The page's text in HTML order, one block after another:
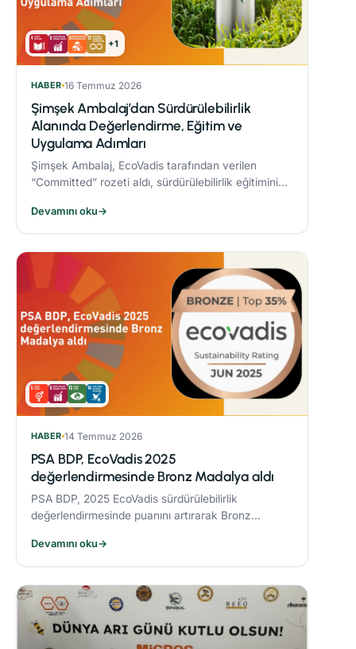
+1
HABER 16 Temmuz 2026
Şimşek Ambalaj’dan Sürdürülebilirlik
Alanında Değerlendirme, Eğitim ve
Uygulama Adımları
Şimşek Ambalaj, EcoVadis tarafından verilen
“Committed” rozeti aldı, sürdürülebilirlik eğitimini
Responsible® Faz-1 sürecini tamamlayarak
ambalaj sektöründe bir ilke imza attı.
Devamını oku→
HABER 14 Temmuz 2026
PSA BDP, EcoVadis 2025
değerlendirmesinde Bronz Madalya aldı
PSA BDP, 2025 EcoVadis sürdürülebilirlik
değerlendirmesinde puanını artırarak Bronz
seviyesine yükseldi ve karbon yönetiminde
‘Leader’ kategorisine yerleşti.
Devamını oku→